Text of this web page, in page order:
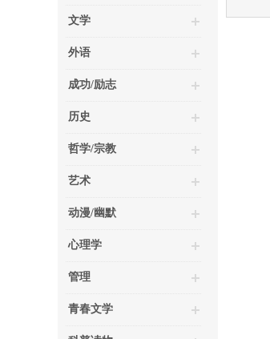
文学
外语
成功/励志
历史
哲学/宗教
艺术
动漫/幽默
心理学
管理
青春文学